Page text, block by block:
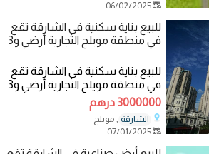
06/02/2025
للبيع بناية سكنية في الشارقة تقع
في منطقة مويلح التجارية أرضي و3
للبيع بناية سكنية في الشارقة تقع
في منطقة مويلح التجارية أرضي و3
وصالة
3000000 درهم
الشارقة , مويلح
07/01/2025